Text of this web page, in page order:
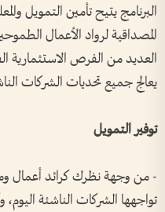
البرنامج يتيح تأمين التمويل
المصداقية لرواد الأعمال
العديد من الفرص الاستثمارية
يعالج جميع تحديات الشركات
توفير التمويل
- من وجهة نظرك كرائد أعمال
تواجهها الشركات الناشئة